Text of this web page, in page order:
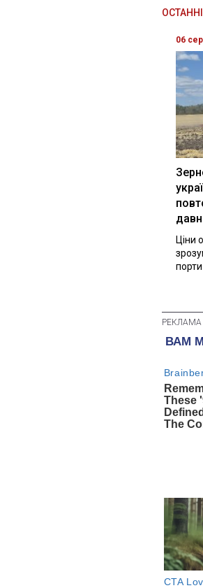
06
Ціни
порти